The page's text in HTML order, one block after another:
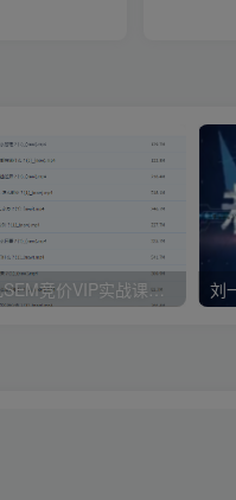
魔贝课凡SEM竞价VIP实战课程（第一期）